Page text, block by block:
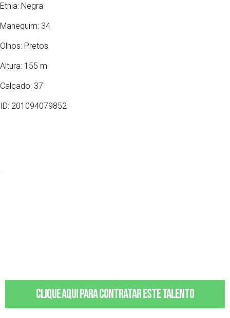
Etnia: Negra
Manequim: 34
Olhos: Pretos
Altura: 155 m
Calçado: 37
ID: 201094079852
Clique aqui para contratar este talento